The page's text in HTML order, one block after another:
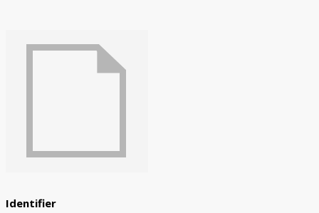
Identifier